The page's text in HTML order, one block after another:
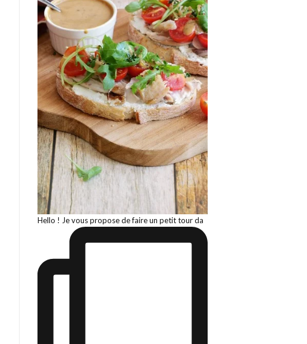
Hello ! Je vous propose de faire un petit tour da